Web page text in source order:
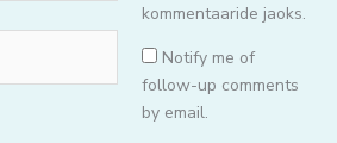
kommentaaride jaoks.
Notify me of
follow-up comments
by email.